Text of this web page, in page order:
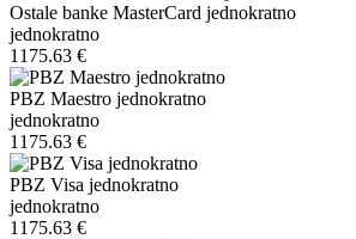
Ostale banke MasterCard jednokratno
jednokratno
1175.63 €
PBZ Maestro jednokratno
jednokratno
1175.63 €
PBZ Visa jednokratno
jednokratno
1175.63 €